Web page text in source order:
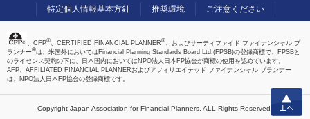
上へ
特定個人情報基本方針
推奨環境 ご注意ください
、CFP®、CERTIFIED FINANCIAL PLANNER®、およびサーティファイド ファイナンシャル プ
ランナー®は、米国外においてはFinancial Planning Standards Board Ltd.(FPSB)の登録商標で、FPSBと
のライセンス契約の下に、日本国内においてはNPO法人日本FP協会が商標の使用を認めています。
AFP、AFFILIATED FINANCIAL PLANNERおよびアフィリエイテッド ファイナンシャル プランナー
は、NPO法人日本FP協会の登録商標です。
Copyright Japan Association for Financial Planners, ALL Rights Reserved.